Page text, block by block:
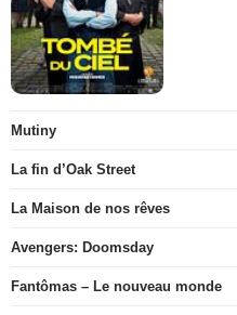
Mutiny
La fin d’Oak Street
La Maison de nos rêves
Avengers: Doomsday
Fantômas – Le nouveau monde